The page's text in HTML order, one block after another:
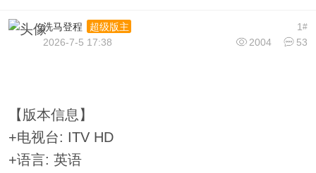
1#
洗马登程
超级版主
2004
53
2026-7-5 17:38
【版本信息】
+电视台: ITV HD
+语言: 英语